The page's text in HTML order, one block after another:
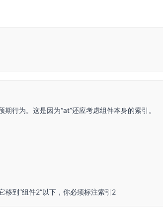
行为。这是因为“at”还应考虑组件本身的索引。
移到“组件2”以下，你必须标注索引2